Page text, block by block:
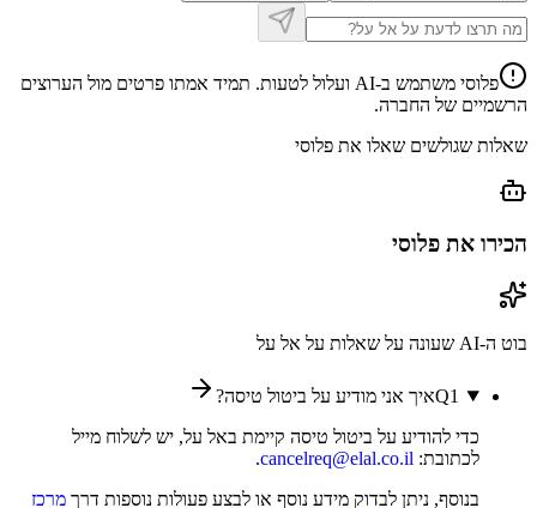
פלוסי משתמש ב-AI ועלול לטעות. תמיד אמתו פרטים מול הערוצים
הרשמיים של החברה.
שאלות שגולשים שאלו את פלוסי
הכירו את פלוסי
בוט ה-AI שעונה על שאלות על אל על
Q1
איך אני מודיע על ביטול טיסה?
כדי להודיע על ביטול טיסה קיימת באל על, יש לשלוח מייל
לכתובת: cancelreq@elal.co.il
.
בנוסף, ניתן לבדוק מידע נוסף או לבצע פעולות נוספות דרך מרכז